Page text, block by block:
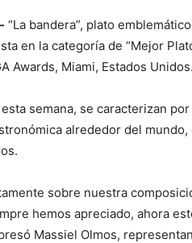
“La bandera”, plato
en la categoría de “Mejor
Awards, Miami, Estados Unidos.
semana, se caracterizan
alrededor del
sobre nuestra
hemos apreciado, ahora
Massiel Olmos,